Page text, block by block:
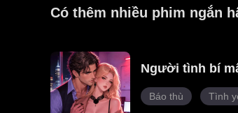
lần nữa, cô phát hiện mình đã
ức của kiếp trước cùng mạng lưới
tình báo bí mật mang tên The
Prophets, Skye quyết định không
tiếp tục làm nạn nhân. Cô khoác
Có thêm nhiều phim ngắn
Người tình bí
Báo thù Tình